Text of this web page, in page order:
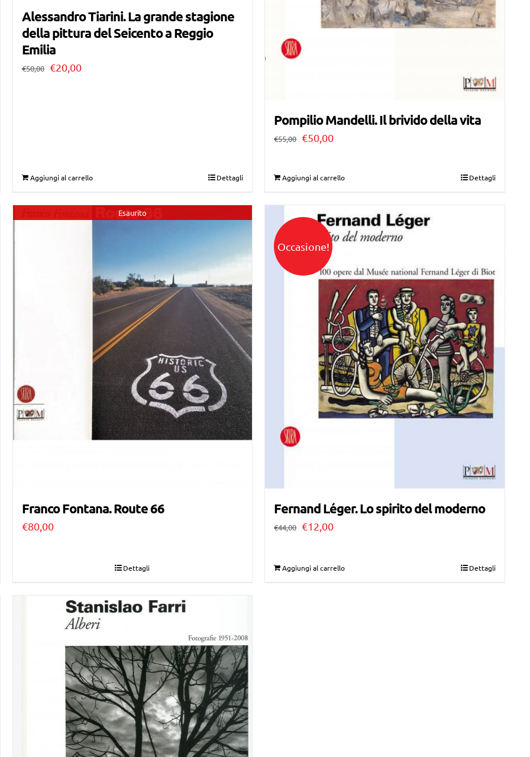
Alessandro Tiarini. La grande stagione
della pittura del Seicento a Reggio
Emilia
€50,00 Il
€20,00Il
Aggiungi al carrello Dettagli
Pompilio Mandelli. Il brivido della vita
€55,00 Il
originale
€55,00.
€50,00Il
attuale
Aggiungi al carrello Dettagli
Esaurito
Franco Fontana. Route 66
€80,00
Dettagli
Occasione!
Fernand Léger. Lo spirito del moderno
€44,00 Il
originale
€12,00Il
attuale
Aggiungi al carrello Dettagli